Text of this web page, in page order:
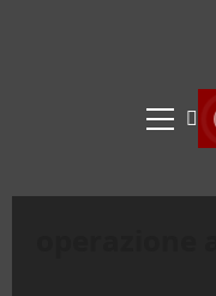
Menu